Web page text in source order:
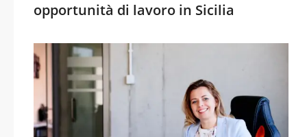
opportunità di lavoro in Sicilia